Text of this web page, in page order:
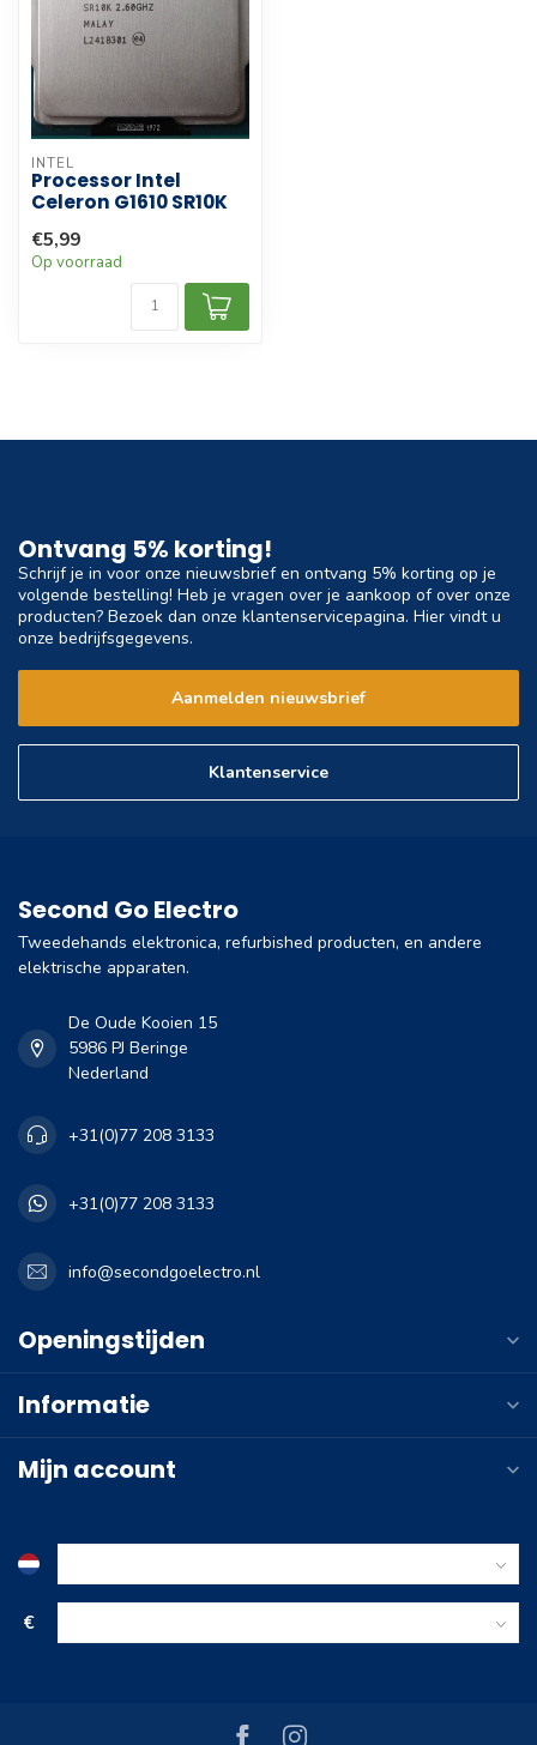
INTEL
Processor Intel
Celeron G1610 SR10K
€5,99
Op voorraad
Ontvang 5% korting!
Schrijf je in voor onze nieuwsbrief en ontvang 5% korting op je
volgende bestelling! Heb je vragen over je aankoop of over onze
producten? Bezoek dan onze klantenservicepagina. Hier vindt u
onze bedrijfsgegevens.
Aanmelden nieuwsbrief
Klantenservice
Second Go Electro
Tweedehands elektronica, refurbished producten, en andere
elektrische apparaten.
De Oude Kooien 15
5986 PJ Beringe
Nederland
+31(0)77 208 3133
+31(0)77 208 3133
info@secondgoelectro.nl
Openingstijden
Informatie
Mijn account
€